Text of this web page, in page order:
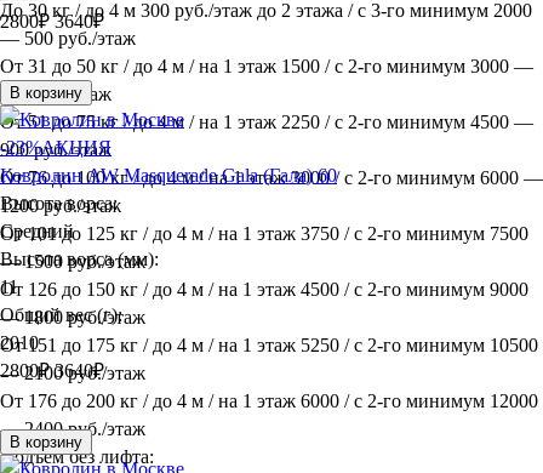
До 30 кг / до 4 м 300 руб./этаж до 2 этажа / с 3-го минимум 2000
— 500 руб./этаж
От 31 до 50 кг / до 4 м / на 1 этаж 1500 / с 2-го минимум 3000 —
600 руб./этаж
От 51 до 75 кг / до 4 м / на 1 этаж 2250 / с 2-го минимум 4500 —
900 руб./этаж
От 76 до 100 кг / до 4 м / на 1 этаж 3000 / с 2-го минимум 6000 —
1200 руб./этаж
От 101 до 125 кг / до 4 м / на 1 этаж 3750 / с 2-го минимум 7500
— 1500 руб./этаж
От 126 до 150 кг / до 4 м / на 1 этаж 4500 / с 2-го минимум 9000
— 1800 руб./этаж
От 151 до 175 кг / до 4 м / на 1 этаж 5250 / с 2-го минимум 10500
— 2100 руб./этаж
От 176 до 200 кг / до 4 м / на 1 этаж 6000 / с 2-го минимум 12000
— 2400 руб./этаж
Подъём без лифта:
2800₽ 3640₽
В корзину
-23%АКЦИЯ
Ковролин AW Masquerade Gala (Гала) 60
Высота ворса:
Средний
Высота ворса (мм):
11
Общий вес (г):
2010
2800₽ 3640₽
В корзину